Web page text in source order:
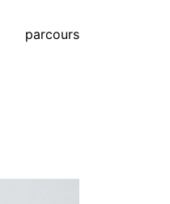
parcours